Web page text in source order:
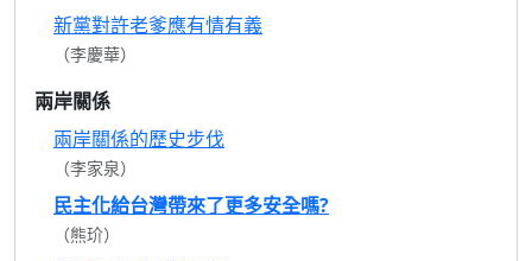
新黨對許老爹應有情有義
（李慶華）
兩岸關係
兩岸關係的歷史步伐
（李家泉）
民主化給台灣帶來了更多安全嗎?
（熊玠）